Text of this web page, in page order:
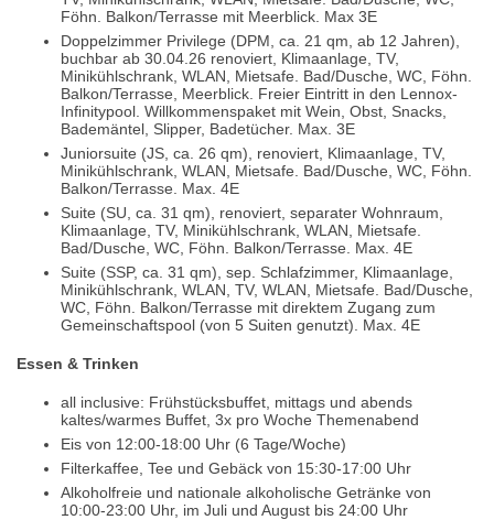
Föhn. Balkon/Terrasse mit Meerblick. Max 3E
Doppelzimmer Privilege (DPM, ca. 21 qm, ab 12 Jahren),
buchbar ab 30.04.26 renoviert, Klimaanlage, TV,
Minikühlschrank, WLAN, Mietsafe. Bad/Dusche, WC, Föhn.
Balkon/Terrasse, Meerblick. Freier Eintritt in den Lennox-
Infinitypool. Willkommenspaket mit Wein, Obst, Snacks,
Bademäntel, Slipper, Badetücher. Max. 3E
Juniorsuite (JS, ca. 26 qm), renoviert, Klimaanlage, TV,
Minikühlschrank, WLAN, Mietsafe. Bad/Dusche, WC, Föhn.
Balkon/Terrasse. Max. 4E
Suite (SU, ca. 31 qm), renoviert, separater Wohnraum,
Klimaanlage, TV, Minikühlschrank, WLAN, Mietsafe.
Bad/Dusche, WC, Föhn. Balkon/Terrasse. Max. 4E
Suite (SSP, ca. 31 qm), sep. Schlafzimmer, Klimaanlage,
Minikühlschrank, WLAN, TV, WLAN, Mietsafe. Bad/Dusche,
WC, Föhn. Balkon/Terrasse mit direktem Zugang zum
Gemeinschaftspool (von 5 Suiten genutzt). Max. 4E
Essen & Trinken
all inclusive: Frühstücksbuffet, mittags und abends
kaltes/warmes Buffet, 3x pro Woche Themenabend
Eis von 12:00-18:00 Uhr (6 Tage/Woche)
Filterkaffee, Tee und Gebäck von 15:30-17:00 Uhr
Alkoholfreie und nationale alkoholische Getränke von
10:00-23:00 Uhr, im Juli und August bis 24:00 Uhr